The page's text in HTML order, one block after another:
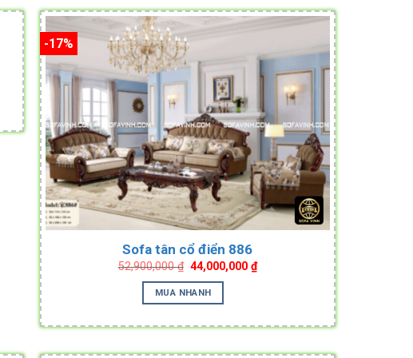
-17%
Sofa tân cổ điển 886
52,900,000₫ Original
price
was:
52,900,000 ₫.
44,000,000₫Current
price
MUA NHANH